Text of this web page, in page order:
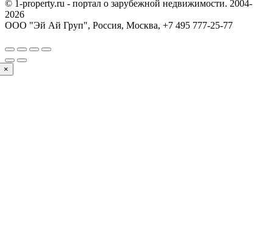
© 1-property.ru - портал о зарубежной недвижимости. 2004-
2026
ООО "Эй Ай Груп", Россия, Москва, +7 495 777-25-77
×